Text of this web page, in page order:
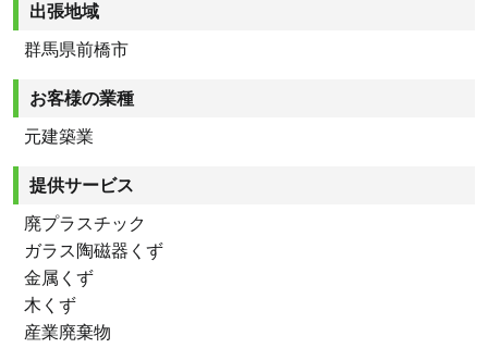
出張地域
群馬県前橋市
お客様の業種
元建築業
提供サービス
廃プラスチック
ガラス陶磁器くず
金属くず
木くず
産業廃棄物